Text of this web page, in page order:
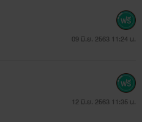
09 มิ.ย. 2563 11:24 น.
12 มิ.ย. 2563 11:35 น.